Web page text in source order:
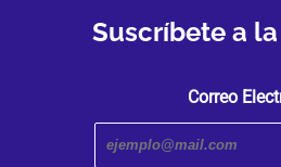
Suscríbete a
Correo